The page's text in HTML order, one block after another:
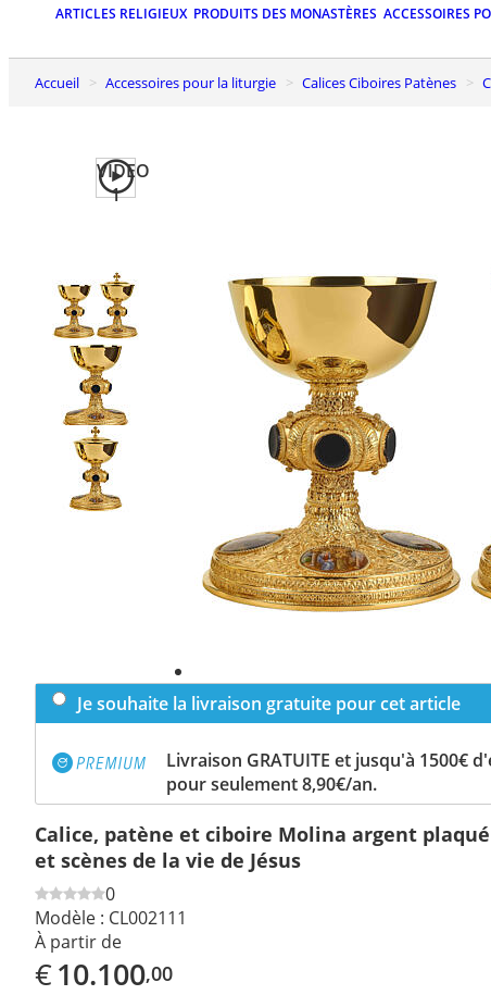
ARTICLES RELIGIEUX PRODUITS DES MONASTÈRES ACCESSOIRES
Accueil Accessoires pour la liturgie Calices Ciboires Patènes
VIDEO
1
Je souhaite la livraison gratuite pour cet article
Livraison GRATUITE et jusqu'à 1500€
pour seulement 8,90€/an.
Calice, patène et ciboire Molina argent
et scènes de la vie de Jésus
0
Modèle : CL002111
À partir de
€10.100,00